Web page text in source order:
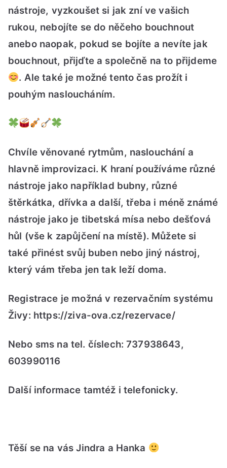
nástroje, vyzkoušet si jak zní ve vašich
rukou, nebojíte se do něčeho bouchnout
anebo naopak, pokud se bojíte a nevíte jak
bouchnout, přijďte a společně na to přijdeme
. Ale také je možné tento čas prožít i
pouhým nasloucháním.
Chvíle věnované rytmům, naslouchání a
hlavně improvizaci. K hraní používáme různé
nástroje jako například bubny, různé
štěrkátka, dřívka a další, třeba i méně známé
nástroje jako je tibetská mísa nebo dešťová
hůl (vše k zapůjčení na místě). Můžete si
také přinést svůj buben nebo jiný nástroj,
který vám třeba jen tak leží doma.
Registrace je možná v rezervačním systému
Živy: https://ziva-ova.cz/rezervace/
Nebo sms na tel. číslech: 737938643,
603990116
Další informace tamtéž i telefonicky.
Těší se na vás Jindra a Hanka